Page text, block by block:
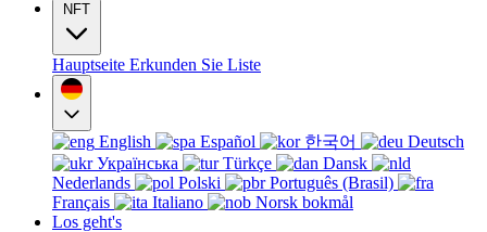
NFT
Hauptseite Erkunden Sie Liste
English Español 한국어
Deutsch
Українська
Türkçe
Dansk
Nederlands
Polski
Português (Brasil)
Français
Italiano
Norsk bokmål
Los geht's